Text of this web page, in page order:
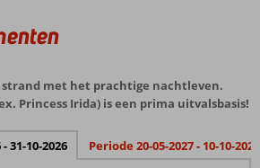
strand met het prachtige nachtleven.
Princess Irida) is een prima uitvalsbasis!
31-10-2026 Periode 20-05-2027 - 10-10-2027